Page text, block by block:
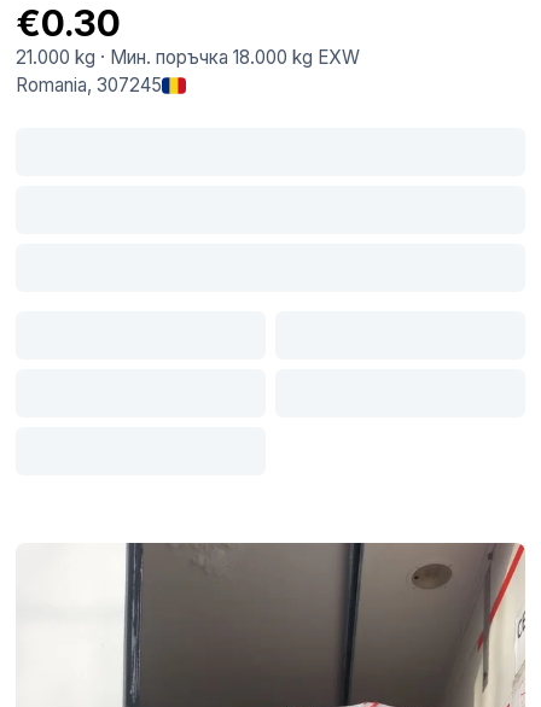
€0.30
21.000 kg · Мин. поръчка 18.000 kg EXW
Romania, 307245